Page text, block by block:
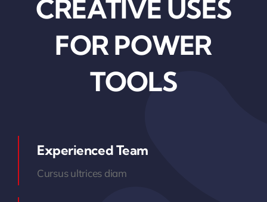
CREATIVE USES
FOR POWER
TOOLS
Experienced Team
Cursus ultrices diam